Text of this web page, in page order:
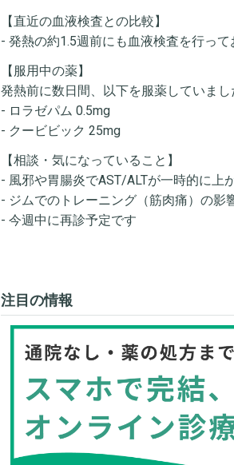
【直近の血液検査との比較】
- 発熱の約1.5週前にも血液検査を行っ
【服用中の薬】
発熱前に数日間、以下を服薬していまし
- ロラゼパム 0.5mg
- クービビック 25mg
【相談・気になっていること】
- 風邪や胃腸炎でAST/ALTが一時的に上
- ジムでのトレーニング（筋肉痛）の
- 今週中に再診予定です
注目の情報